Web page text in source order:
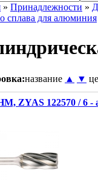
» Принадлежности »
сплава для алюминия
название ▲ ▼
ZYAS 122570 / 6